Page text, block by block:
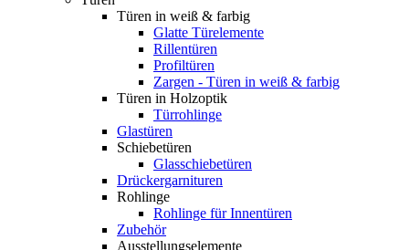
Türen in weiß & farbig
Glatte Türelemente
Rillentüren
Profiltüren
Zargen - Türen in weiß & farbig
Türen in Holzoptik
Türrohlinge
Glastüren
Schiebetüren
Glasschiebetüren
Drückergarnituren
Rohlinge
Rohlinge für Innentüren
Zubehör
Ausstellungselemente